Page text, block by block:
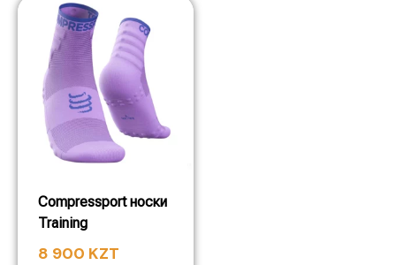
Compressport носки
Training
8 900 KZT